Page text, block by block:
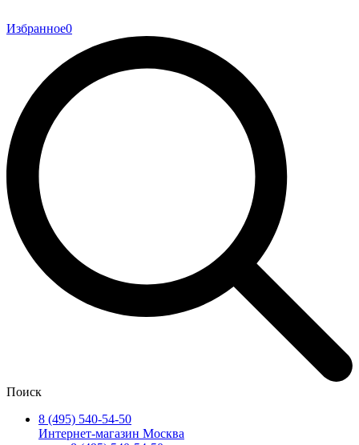
Избранное0
Поиск
8 (495) 540-54-50
Интернет-магазин Москва